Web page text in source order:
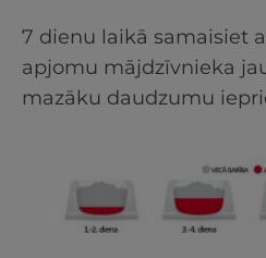
7 dienu laikā samaisiet
apjomu mājdzīvnieka
mazāku daudzumu